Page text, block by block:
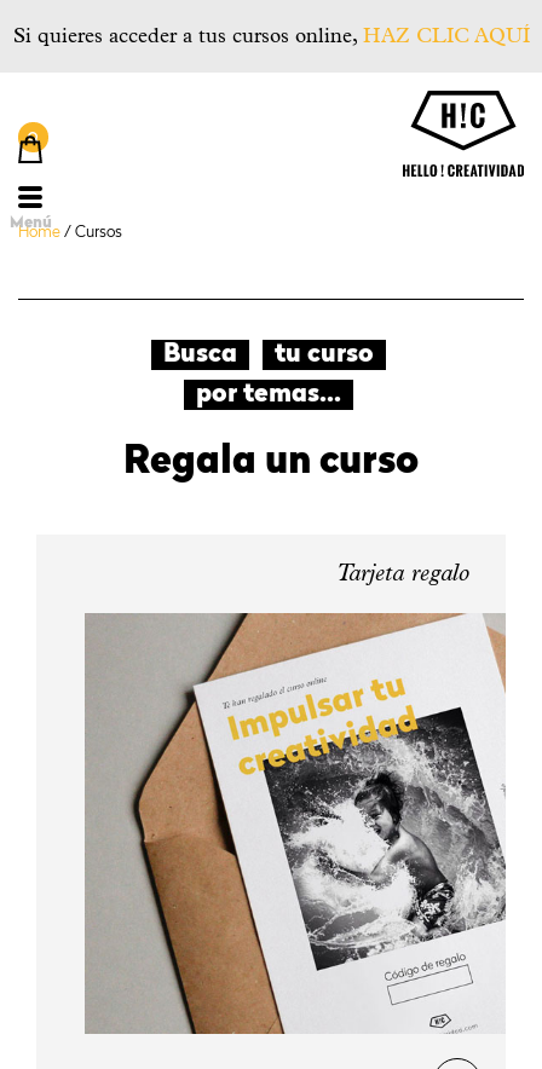
Si quieres acceder a tus cursos online, HAZ CLIC AQUÍ
Menú
Home / Cursos
Busca
tu curso
por temas...
Regala un curso
Tarjeta regalo